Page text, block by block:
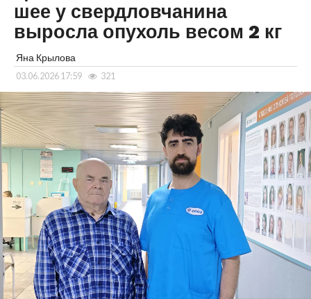
шее у свердловчанина
выросла опухоль весом 2 кг
Яна Крылова
03.06.2026 17:59 321